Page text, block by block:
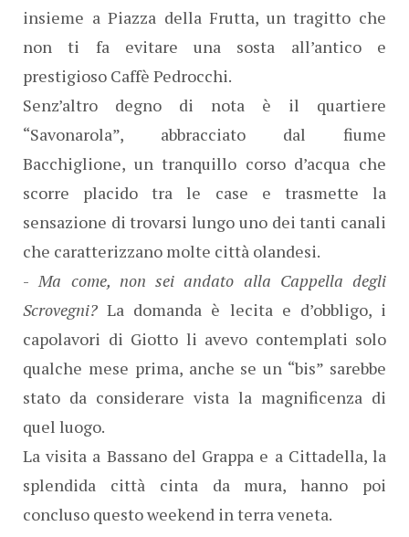
insieme a Piazza della Frutta, un tragitto che
non ti fa evitare una sosta all’antico e
prestigioso Caffè Pedrocchi.
Senz’altro degno di nota è il quartiere
“Savonarola”, abbracciato dal fiume
Bacchiglione, un tranquillo corso d’acqua che
scorre placido tra le case e trasmette la
sensazione di trovarsi lungo uno dei tanti canali
che caratterizzano molte città olandesi.
- Ma come, non sei andato alla Cappella degli
Scrovegni? La domanda è lecita e d’obbligo, i
capolavori di Giotto li avevo contemplati solo
qualche mese prima, anche se un “bis” sarebbe
stato da considerare vista la magnificenza di
quel luogo.
La visita a Bassano del Grappa e a Cittadella, la
splendida città cinta da mura, hanno poi
concluso questo weekend in terra veneta.